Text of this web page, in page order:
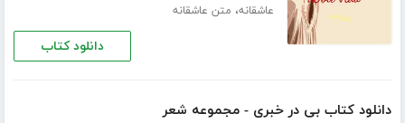
عاشقانه، متن عاشقانه
دانلود کتاب
دانلود کتاب بی در خبری - مجموعه شعر